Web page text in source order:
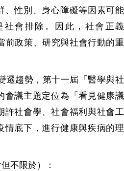
、性別、身心障礙等因素可能
社會排除。因此，社會正義
前政策、研究與社會行動的重
遷趨勢，第十一屆「醫學與社
會議主題定位為「看見健康議
許社會學、社會福利與社會工
情底下，進行健康與疾病的理
不限於）：